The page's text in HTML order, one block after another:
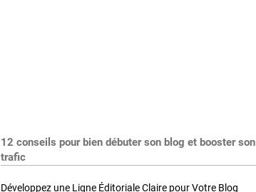
12 conseils pour bien débuter son blog et booster son
trafic
Développez une Ligne Éditoriale Claire pour Votre Blog